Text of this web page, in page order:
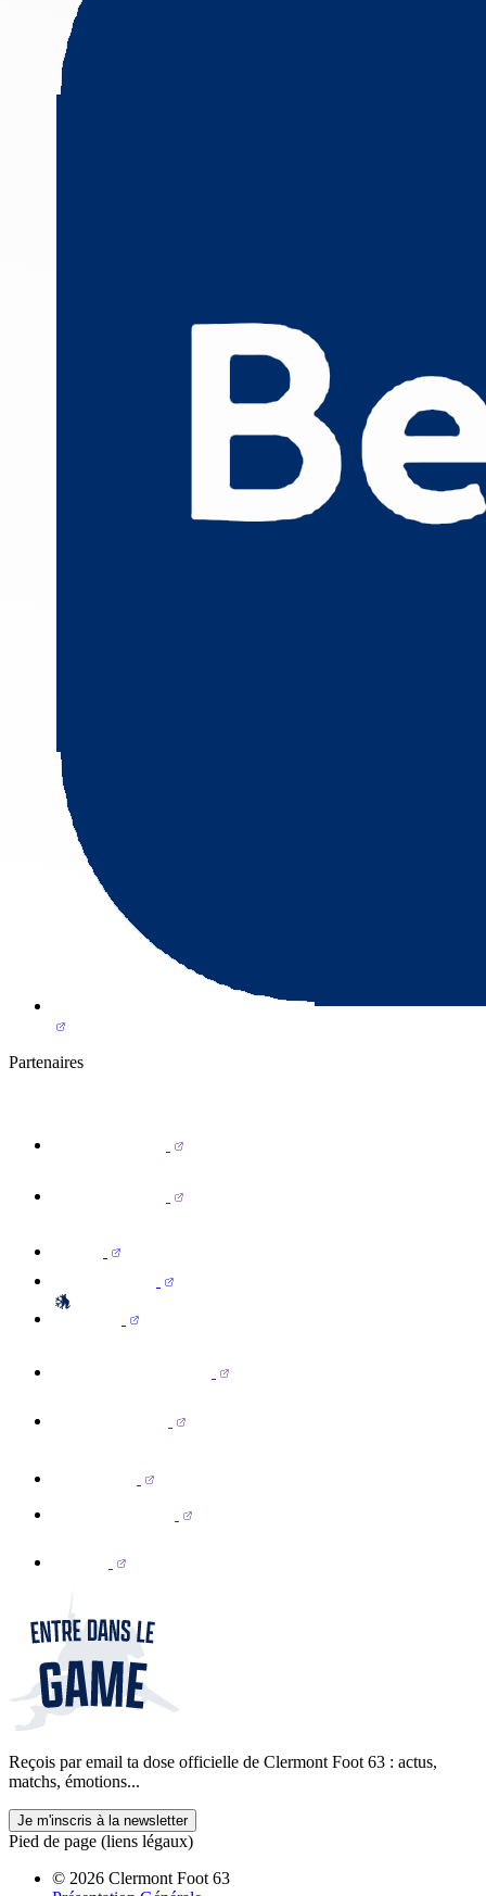
Partenaires
Reçois par email ta dose officielle de Clermont Foot 63 : actus,
matchs, émotions...
Je m'inscris à la newsletter
Pied de page (liens légaux)
© 2026 Clermont Foot 63